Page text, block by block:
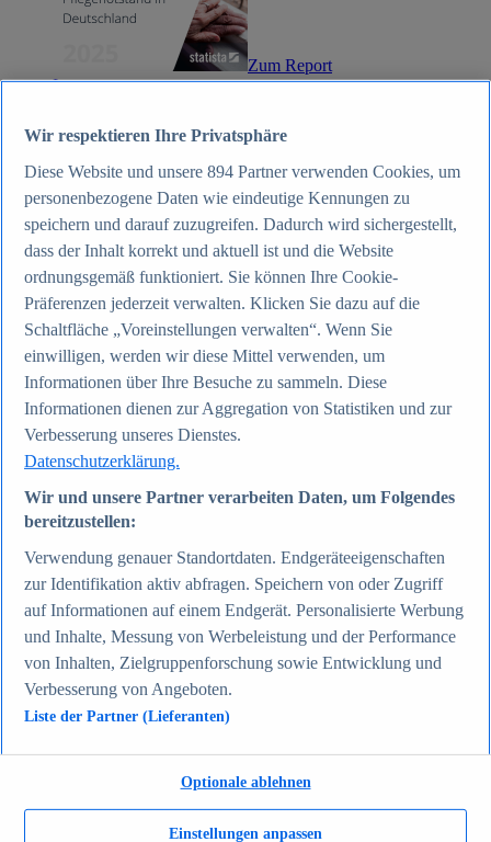
Zum Report
Internet
Aktuelle Statistiken
Anzahl der Social-Media-Nutzer weltweit 2012-2025
Social Networks mit den meisten Nutzern weltweit
2025
Soziale Netzwerke in Deutschland nach Generationen
2025
Instagram - Nutzung nach Alter und Geschlecht in
Deutschland 2025
Podcasts - Nutzung 2016-2025
Internet
Themen
Weitere Themen
Social Media - Daten & Fakten
TikTok - Daten & Fakten
Top Report
Beliebte Statistiken
Aktuelle Statistiken
Bevölkerung Deutschlands nach relevanten
Altersgruppen 2024
Die reichsten Menschen der Welt 2026
Empfänger von Arbeitslosengeld II / Sozialgeld /
Bürgergeld in Deutschland 2005-2025
Ausländer in Deutschland nach Nationalität 2025
Demografie: Altersstruktur in Deutschland 2024
Themen
Demografischer Wandel - Daten & Fakten
Jugendkriminalität in Deutschland - Daten & Fakten
Wir respektieren Ihre Privatsphäre
Diese Website und unsere 894 Partner verwenden Cookies, um
personenbezogene Daten wie eindeutige Kennungen zu
speichern und darauf zuzugreifen. Dadurch wird sichergestellt,
dass der Inhalt korrekt und aktuell ist und die Website
ordnungsgemäß funktioniert. Sie können Ihre Cookie-
Präferenzen jederzeit verwalten. Klicken Sie dazu auf die
Schaltfläche „Voreinstellungen verwalten“. Wenn Sie
einwilligen, werden wir diese Mittel verwenden, um
Informationen über Ihre Besuche zu sammeln. Diese
Informationen dienen zur Aggregation von Statistiken und zur
Verbesserung unseres Dienstes.
Datenschutzerklärung.
Wir und unsere Partner verarbeiten Daten, um Folgendes
bereitzustellen:
Verwendung genauer Standortdaten. Endgeräteeigenschaften
zur Identifikation aktiv abfragen. Speichern von oder Zugriff
auf Informationen auf einem Endgerät. Personalisierte Werbung
und Inhalte, Messung von Werbeleistung und der Performance
von Inhalten, Zielgruppenforschung sowie Entwicklung und
Verbesserung von Angeboten.
Liste der Partner (Lieferanten)
Einstellungen anpassen
Optionale ablehnen